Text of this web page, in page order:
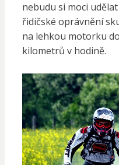
nebudu si moci
řidičské oprávnění
na lehkou motorku
kilometrů v hodině.